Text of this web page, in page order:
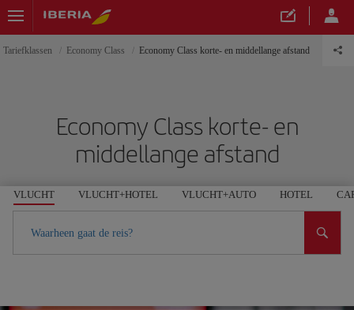
Tariefklassen Economy Class Economy Class korte- en middellange afstand
Economy Class korte- en
middellange afstand
VLUCHT VLUCHT+HOTEL VLUCHT+AUTO HOTEL
Waarheen gaat de reis?